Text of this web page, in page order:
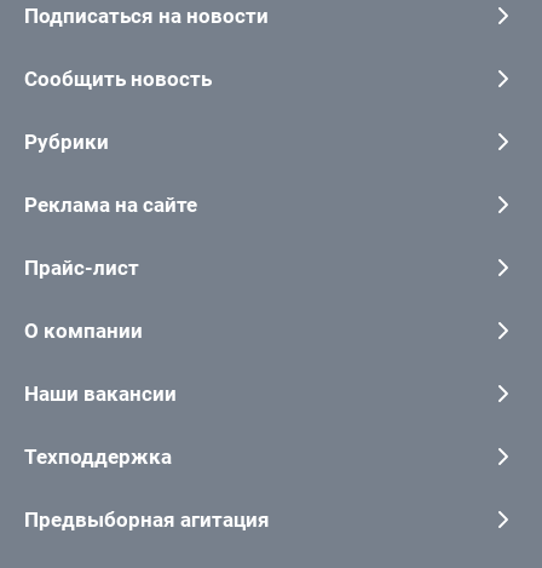
Подписаться на новости
Сообщить новость
Рубрики
Реклама на сайте
Прайс-лист
О компании
Наши вакансии
Техподдержка
Предвыборная агитация